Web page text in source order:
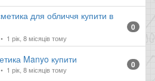
для обличчя купити в
1 рік, 8 місяців тому
0
Manyo купити
1 рік, 8 місяців тому 0